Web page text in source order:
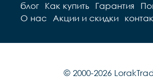
блог Как купить Гарантия
О нас
Акции и скидки
© 2000-2026